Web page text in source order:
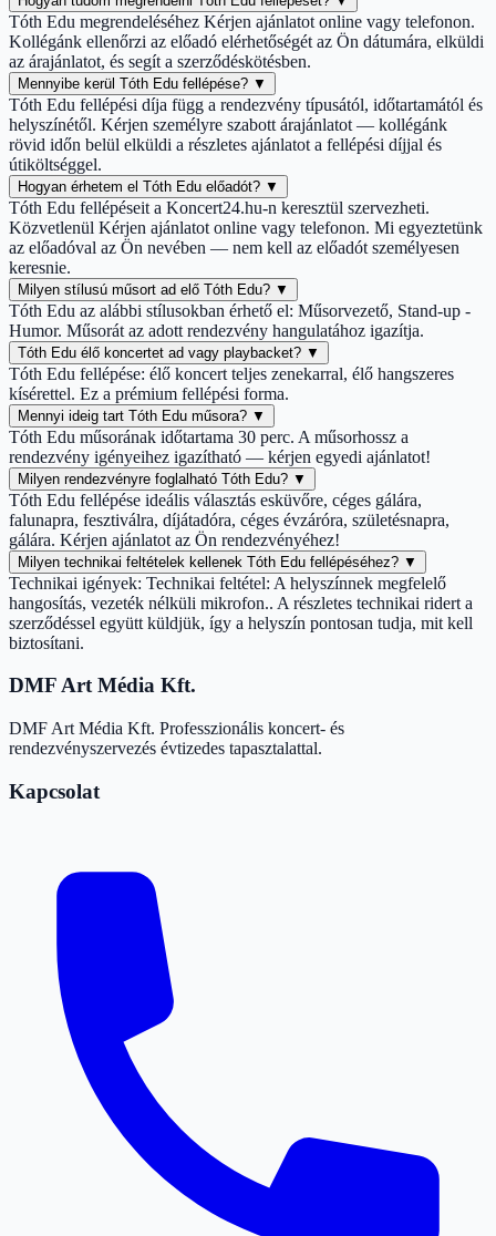
Tóth Edu megrendeléséhez Kérjen ajánlatot online vagy telefonon.
Kollégánk ellenőrzi az előadó elérhetőségét az Ön dátumára, elküldi
az árajánlatot, és segít a szerződéskötésben.
Mennyibe kerül Tóth Edu fellépése? ▼
Tóth Edu fellépési díja függ a rendezvény típusától, időtartamától és
helyszínétől. Kérjen személyre szabott árajánlatot — kollégánk
rövid időn belül elküldi a részletes ajánlatot a fellépési díjjal és
útiköltséggel.
Hogyan érhetem el Tóth Edu előadót? ▼
Tóth Edu fellépéseit a Koncert24.hu-n keresztül szervezheti.
Közvetlenül Kérjen ajánlatot online vagy telefonon. Mi egyeztetünk
az előadóval az Ön nevében — nem kell az előadót személyesen
keresnie.
Milyen stílusú műsort ad elő Tóth Edu? ▼
Tóth Edu az alábbi stílusokban érhető el: Műsorvezető, Stand-up -
Humor. Műsorát az adott rendezvény hangulatához igazítja.
Tóth Edu élő koncertet ad vagy playbacket? ▼
Tóth Edu fellépése: élő koncert teljes zenekarral, élő hangszeres
kísérettel. Ez a prémium fellépési forma.
Mennyi ideig tart Tóth Edu műsora? ▼
Tóth Edu műsorának időtartama 30 perc. A műsorhossz a
rendezvény igényeihez igazítható — kérjen egyedi ajánlatot!
Milyen rendezvényre foglalható Tóth Edu? ▼
Tóth Edu fellépése ideális választás esküvőre, céges gálára,
falunapra, fesztiválra, díjátadóra, céges évzáróra, születésnapra,
gálára. Kérjen ajánlatot az Ön rendezvényéhez!
Milyen technikai feltételek kellenek Tóth Edu fellépéséhez? ▼
Technikai igények: Technikai feltétel: A helyszínnek megfelelő
hangosítás, vezeték nélküli mikrofon.. A részletes technikai ridert a
szerződéssel együtt küldjük, így a helyszín pontosan tudja, mit kell
biztosítani.
DMF Art Média Kft.
DMF Art Média Kft. Professzionális koncert- és
rendezvényszervezés évtizedes tapasztalattal.
Kapcsolat